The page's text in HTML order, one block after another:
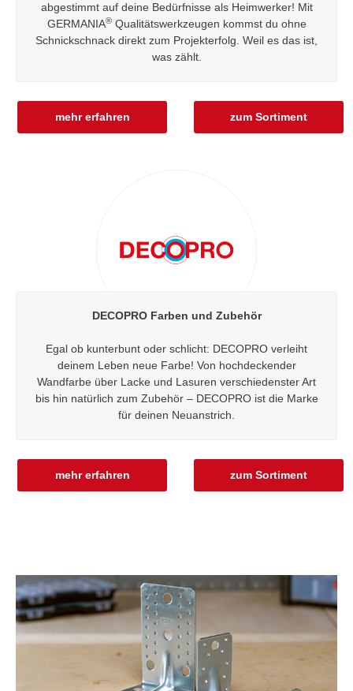
abgestimmt auf deine Bedürfnisse als Heimwerker! Mit
GERMANIA®Qualitätswerkzeugen kommst du ohne
Schnickschnack direkt zum Projekterfolg. Weil es das ist,
was zählt.
mehr erfahren zum Sortiment
DECOPRO Farben und Zubehör
Egal ob kunterbunt oder schlicht: DECOPRO verleiht
deinem Leben neue Farbe! Von hochdeckender
Wandfarbe über Lacke und Lasuren verschiedenster Art
bis hin natürlich zum Zubehör – DECOPRO ist die Marke
für deinen Neuanstrich.
mehr erfahren zum Sortiment